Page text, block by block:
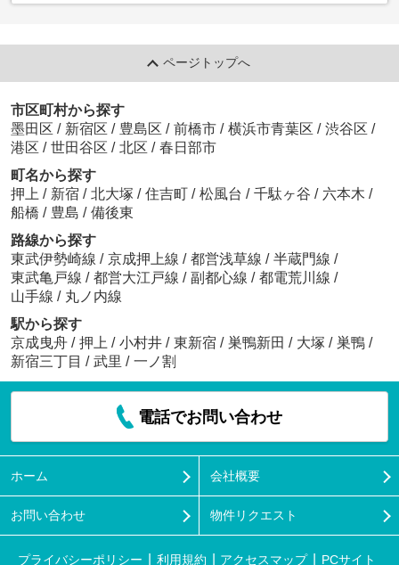
ページトップへ
市区町村から探す
墨田区 / 新宿区 / 豊島区 / 前橋市 / 横浜市青葉区 / 渋谷区 /
港区 / 世田谷区 / 北区 / 春日部市
町名から探す
押上 / 新宿 / 北大塚 / 住吉町 / 松風台 / 千駄ヶ谷 / 六本木 /
船橋 / 豊島 / 備後東
路線から探す
東武伊勢崎線 / 京成押上線 / 都営浅草線 / 半蔵門線 /
東武亀戸線 / 都営大江戸線 / 副都心線 / 都電荒川線 /
山手線 / 丸ノ内線
駅から探す
京成曳舟 / 押上 / 小村井 / 東新宿 / 巣鴨新田 / 大塚 / 巣鴨 /
新宿三丁目 / 武里 / 一ノ割
電話でお問い合わせ
ホーム 会社概要
お問い合わせ 物件リクエスト
プライバシーポリシー 利用規約 アクセスマップ PCサイト